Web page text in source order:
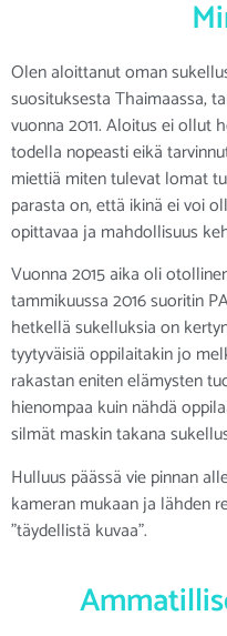
Olen aloittanut oman
suosituksesta Thaimaassa,
vuonna 2011. Aloitus ei ollut
todella nopeasti eikä
miettiä miten tulevat lomat
parasta on, että ikinä ei voi
opittavaa ja mahdollisuus
Vuonna 2015 aika oli
tammikuussa 2016 suoritin
hetkellä sukelluksia on
tyytyväisiä oppilaitakin jo
rakastan eniten elämysten
hienompaa kuin nähdä
silmät maskin takana
Hulluus päässä vie pinnan
kameran mukaan ja lähden
”täydellistä kuvaa”.